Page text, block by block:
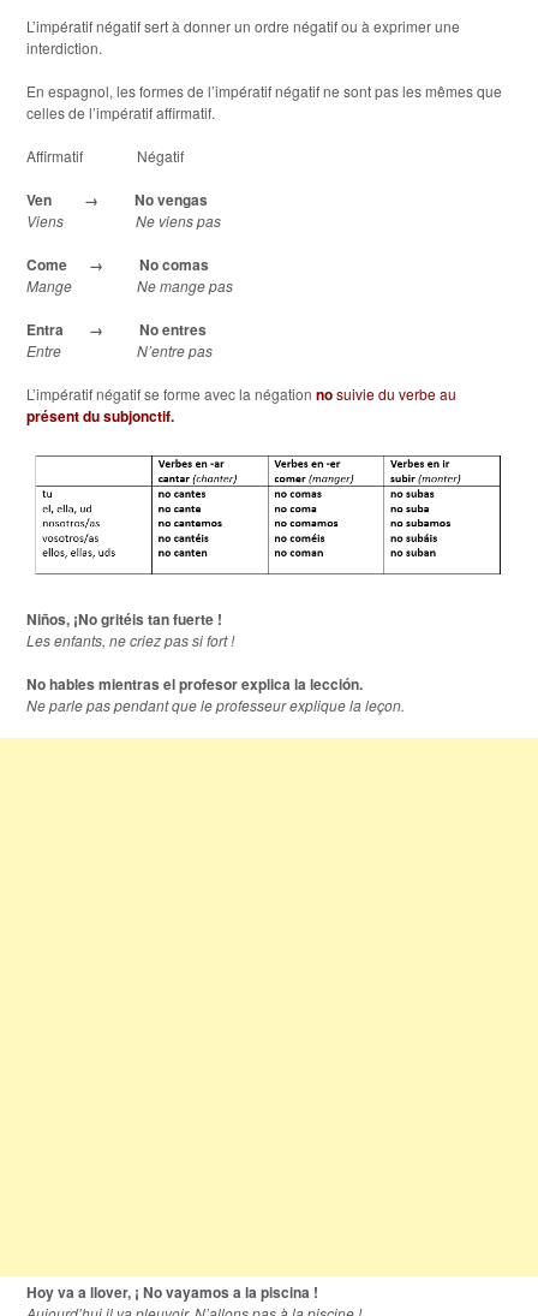
L’impératif négatif sert à donner un ordre négatif ou à exprimer une
interdiction.
En espagnol, les formes de l’impératif négatif ne sont pas les mêmes que
celles de l’impératif affirmatif.
Affirmatif Négatif
Ven → No vengas
Viens Ne viens pas
Come → No comas
Mange Ne mange pas
Entra → No entres
Entre N’entre pas
L’impératif négatif se forme avec la négation nosuivie du verbe au
présent du subjonctif.
Niños, ¡No gritéis tan fuerte !
Les enfants, ne criez pas si fort !
No hables mientras el profesor explica la lección.
Ne parle pas pendant que le professeur explique la leçon.
Hoy va a llover, ¡ No vayamos a la piscina !